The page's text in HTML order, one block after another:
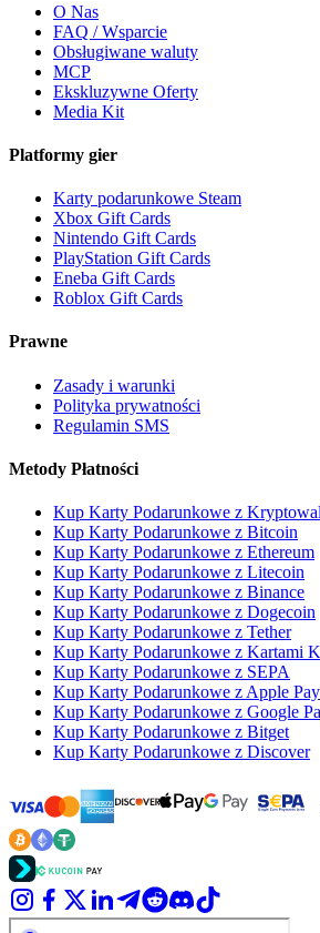
O Nas
FAQ / Wsparcie
Obsługiwane waluty
MCP
Ekskluzywne Oferty
Media Kit
Platformy gier
Karty podarunkowe Steam
Xbox Gift Cards
Nintendo Gift Cards
PlayStation Gift Cards
Eneba Gift Cards
Roblox Gift Cards
Prawne
Zasady i warunki
Polityka prywatności
Regulamin SMS
Metody Płatności
Kup Karty Podarunkowe z
Kup Karty Podarunkowe z Bitcoin
Kup Karty Podarunkowe z Ethereum
Kup Karty Podarunkowe z Litecoin
Kup Karty Podarunkowe z Binance
Kup Karty Podarunkowe z Dogecoin
Kup Karty Podarunkowe z Tether
Kup Karty Podarunkowe z Kartami
Kup Karty Podarunkowe z SEPA
Kup Karty Podarunkowe z Apple Pay
Kup Karty Podarunkowe z Google
Kup Karty Podarunkowe z Bitget
Kup Karty Podarunkowe z Discover